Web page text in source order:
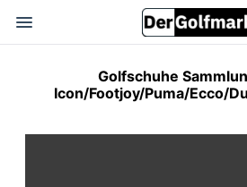
Golfschuhe
Icon/Footjoy/Puma/Ecco/